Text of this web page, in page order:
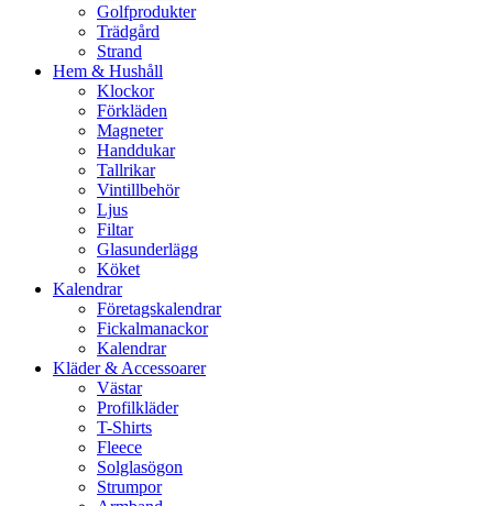
Golfprodukter
Trädgård
Strand
Hem & Hushåll
Klockor
Förkläden
Magneter
Handdukar
Tallrikar
Vintillbehör
Ljus
Filtar
Glasunderlägg
Köket
Kalendrar
Företagskalendrar
Fickalmanackor
Kalendrar
Kläder & Accessoarer
Västar
Profilkläder
T-Shirts
Fleece
Solglasögon
Strumpor